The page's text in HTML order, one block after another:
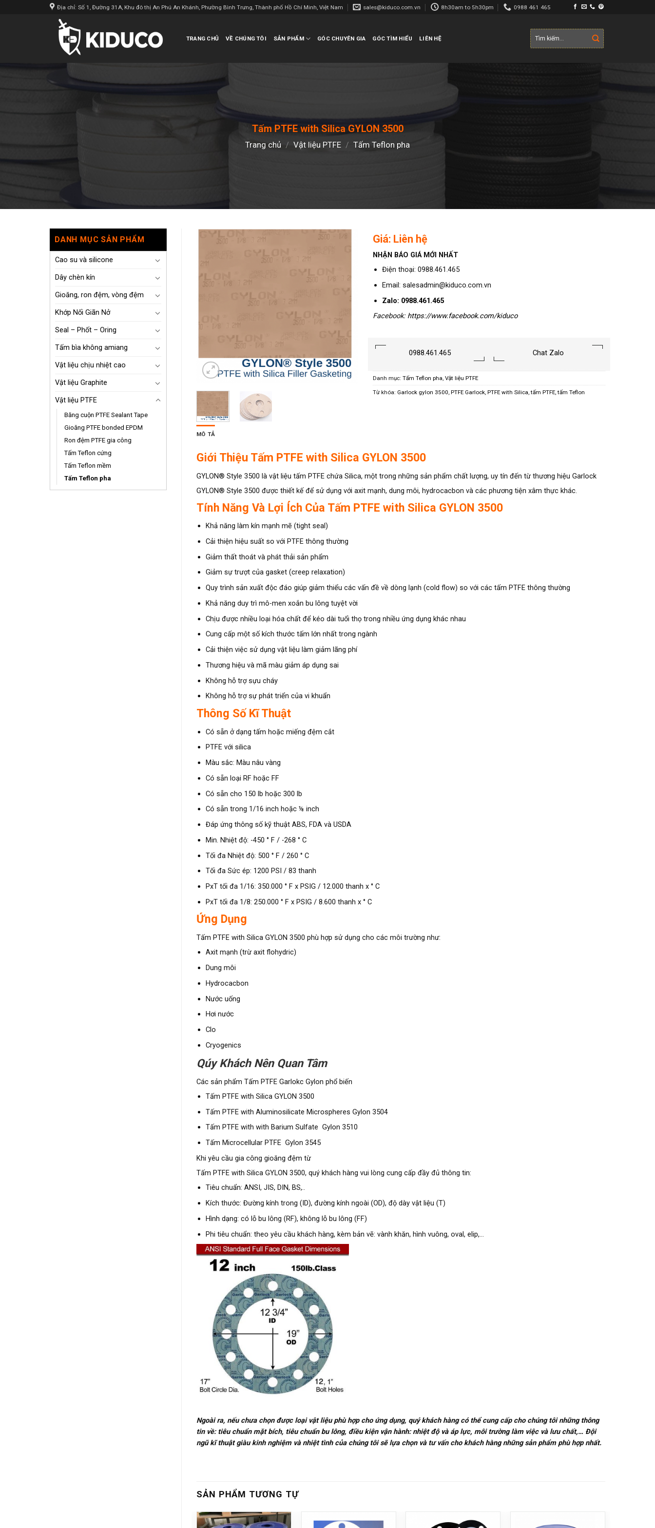
Địa chỉ: Số 1, Đường 31A, Khu đô thị An Phú An Khánh, Phường Bình Trưng, Thành phố Hồ Chí Minh, Việt Nam sales@kiduco.com.vn 8h30am to 5h30pm 0988 461 465
TRANG CHỦ VỀ CHÚNG TÔI SẢN PHẨM GÓC CHUYÊN GIA GÓC TÌM HIỂU LIÊN HỆ
Tìm
kiếm:
Tấm PTFE with Silica GYLON 3500
Trang chủ / Vật liệu PTFE / Tấm Teflon pha
DANH MỤC SẢN PHẨM
Cao su và silicone
Dây chèn kín
Gioăng, ron đệm, vòng đệm
Khớp Nối Giãn Nở
Seal – Phốt – Oring
Tấm bìa không amiang
Vật liệu chịu nhiệt cao
Vật liệu Graphite
Vật liệu PTFE
Băng cuộn PTFE Sealant Tape
Gioăng PTFE bonded EPDM
Ron đệm PTFE gia công
Tấm Teflon cứng
Tấm Teflon mềm
Tấm Teflon pha
Giá: Liên hệ
NHẬN BÁO GIÁ MỚI NHẤT
Điện thoại: 0988.461.465
Email: salesadmin@kiduco.com.vn
Zalo: 0988.461.465
Facebook: https://www.facebook.com/kiduco
0988.461.465 Chat Zalo
Danh mục:Tấm Teflon pha ,Vật liệu PTFE
Từ khóa: Garlock gylon 3500 ,PTFE Garlock ,PTFE with Silica ,tấm PTFE ,tấm Teflon
MÔ TẢ
Giới Thiệu Tấm PTFE with Silica GYLON 3500
GYLON® Style 3500 là vật liệu tấm PTFE chứa Silica, một trong những sản phẩm chất lượng, uy tín đến từ thương hiệu Garlock
GYLON® Style 3500 được thiết kế để sử dụng với axit mạnh, dung môi, hydrocacbon và các phương tiện xâm thực khác.
Tính Năng Và Lợi Ích Của Tấm PTFE with Silica GYLON 3500
Khả năng làm kín mạnh mẽ (tight seal)
Cải thiện hiệu suất so với PTFE thông thường
Giảm thất thoát và phát thải sản phẩm
Giảm sự trượt của gasket (creep relaxation)
Quy trình sản xuất độc đáo giúp giảm thiểu các vấn đề về dòng lạnh (cold flow) so với các tấm PTFE thông thường
Khả năng duy trì mô-men xoắn bu lông tuyệt vời
Chịu được nhiều loại hóa chất để kéo dài tuổi thọ trong nhiều ứng dụng khác nhau
Cung cấp một số kích thước tấm lớn nhất trong ngành
Cải thiện việc sử dụng vật liệu làm giảm lãng phí
Thương hiệu và mã màu giảm áp dụng sai
Không hỗ trợ sựu cháy
Không hỗ trợ sự phát triển của vi khuẩn
Thông Số Kĩ Thuật
Có sẵn ở dạng tấm hoặc miếng đệm cắt
PTFE với silica
Màu sắc: Màu nâu vàng
Có sẵn loại RF hoặc FF
Có sẵn cho 150 lb hoặc 300 lb
Có sẵn trong 1/16 inch hoặc ⅛ inch
Đáp ứng thông số kỹ thuật ABS, FDA và USDA
Min. Nhiệt độ: -450 ° F / -268 ° C
Tối đa Nhiệt độ: 500 ° F / 260 ° C
Tối đa Sức ép: 1200 PSI / 83 thanh
PxT tối đa 1/16: 350.000 ° F x PSIG / 12.000 thanh x ° C
PxT tối đa 1/8: 250.000 ° F x PSIG / 8.600 thanh x ° C
Ứng Dụng
Tấm PTFE with Silica GYLON 3500 phù hợp sử dụng cho các môi trường như:
Axit mạnh (trừ axit flohydric)
Dung môi
Hydrocacbon
Nước uống
Hơi nước
Clo
Cryogenics
Qúy Khách Nên Quan Tâm
Các sản phẩm Tấm PTFE Garlokc Gylon phổ biến
Tấm PTFE with Silica GYLON 3500
Tấm PTFE with Aluminosilicate Microspheres Gylon 3504
Tấm PTFE with with Barium Sulfate Gylon 3510
Tấm Microcellular PTFE Gylon 3545
Khi yêu cầu gia công gioăng đệm từ
Tấm PTFE with Silica GYLON 3500, quý khách hàng vui lòng cung cấp đầy đủ thông tin:
Tiêu chuẩn: ANSI, JIS, DIN, BS,..
Kích thước: Đường kính trong (ID), đường kính ngoài (OD), độ dày vật liệu (T)
Hình dạng: có lỗ bu lông (RF), không lỗ bu lông (FF)
Phi tiêu chuẩn: theo yêu cầu khách hàng, kèm bản vẽ: vành khăn, hình vuông, oval, elip,…
Ngoài ra, nếu chưa chọn được loại vật liệu phù hợp cho ứng dụng, quý khách hàng có thể cung cấp cho chúng tôi những thông
tin về: tiêu chuẩn mặt bích, tiêu chuẩn bu lông, điều kiện vận hành: nhiệt độ và áp lực, môi trường làm việc và lưu chất,… Đội
ngũ kĩ thuật giàu kinh nghiệm và nhiệt tình của chúng tôi sẽ lựa chọn và tư vấn cho khách hàng những sản phẩm phù hợp nhất.
SẢN PHẨM TƯƠNG TỰ